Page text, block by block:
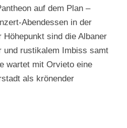
auf dem Plan –
Abendessen in der
Höhepunkt sind die Albaner
und rustikalem Imbiss samt
wartet mit Orvieto eine
als krönender